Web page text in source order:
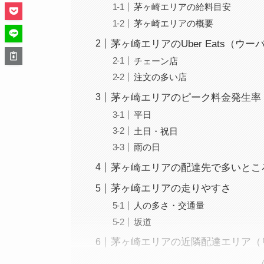
茅ヶ崎エリアの給料目安
茅ヶ崎エリアの概要
茅ヶ崎エリアのUber Eats（ウー
チェーン店
注文の多い店
茅ヶ崎エリアのピーク料金発生率
平日
土日・祝日
雨の日
茅ヶ崎エリアの配達先で多いと
茅ヶ崎エリアの走りやすさ
人の多さ・交通量
坂道
茅ヶ崎エリアの近隣配達エリア